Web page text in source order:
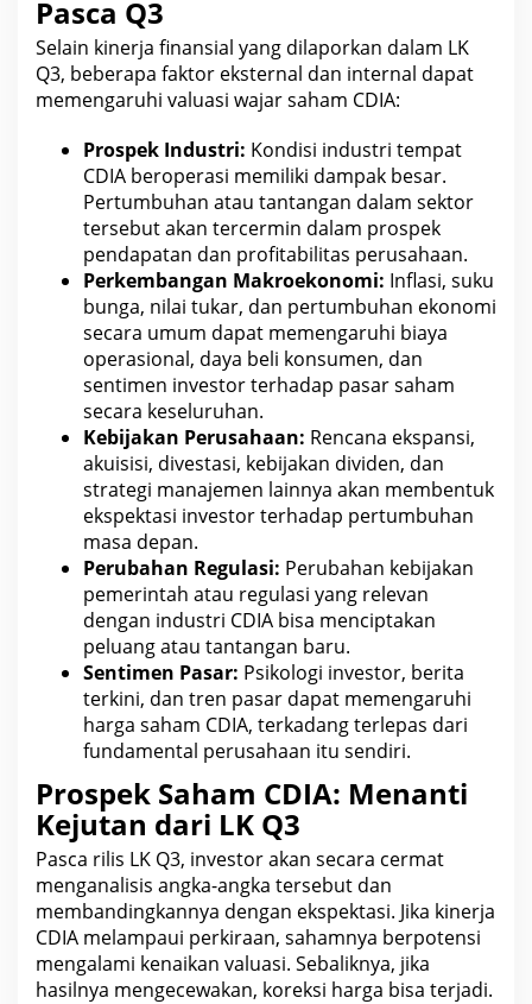
Pasca Q3
Selain kinerja finansial yang dilaporkan dalam LK
Q3, beberapa faktor eksternal dan internal dapat
memengaruhi valuasi wajarsaham CDIA:
Prospek Industri: Kondisi industri tempat
CDIA beroperasi memiliki dampak besar.
Pertumbuhan atau tantangan dalam sektor
tersebut akan tercermin dalam prospek
pendapatan dan profitabilitas perusahaan.
Perkembangan Makroekonomi: Inflasi, suku
bunga, nilai tukar, dan pertumbuhan ekonomi
secara umum dapat memengaruhi biaya
operasional, daya beli konsumen, dan
sentimen investor terhadap pasar saham
secara keseluruhan.
Kebijakan Perusahaan: Rencana ekspansi,
akuisisi, divestasi, kebijakan dividen, dan
strategi manajemen lainnya akan membentuk
ekspektasi investor terhadap pertumbuhan
masa depan.
Perubahan Regulasi: Perubahan kebijakan
pemerintah atau regulasi yang relevan
dengan industri CDIA bisa menciptakan
peluang atau tantangan baru.
Sentimen Pasar: Psikologi investor, berita
terkini, dan tren pasar dapat memengaruhi
harga saham CDIA, terkadang terlepas dari
fundamental perusahaan itu sendiri.
Prospek Saham CDIA: Menanti
Kejutan dari LK Q3
Pasca rilis LK Q3, investor akan secara cermat
menganalisis angka-angka tersebut dan
membandingkannya dengan ekspektasi. Jika kinerja
CDIA melampaui perkiraan, sahamnya berpotensi
mengalami kenaikan valuasi. Sebaliknya, jika
hasilnya mengecewakan, koreksi harga bisa terjadi.